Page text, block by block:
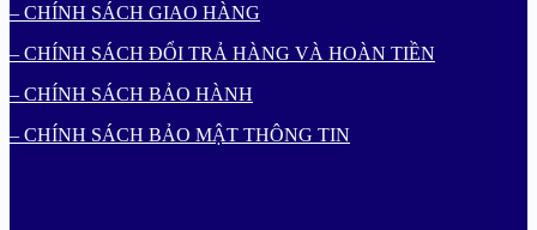
– CHÍNH SÁCH GIAO HÀNG
– CHÍNH SÁCH ĐỔI TRẢ HÀNG VÀ HOÀN TIỀN
– CHÍNH SÁCH BẢO HÀNH
– CHÍNH SÁCH BẢO MẬT THÔNG TIN